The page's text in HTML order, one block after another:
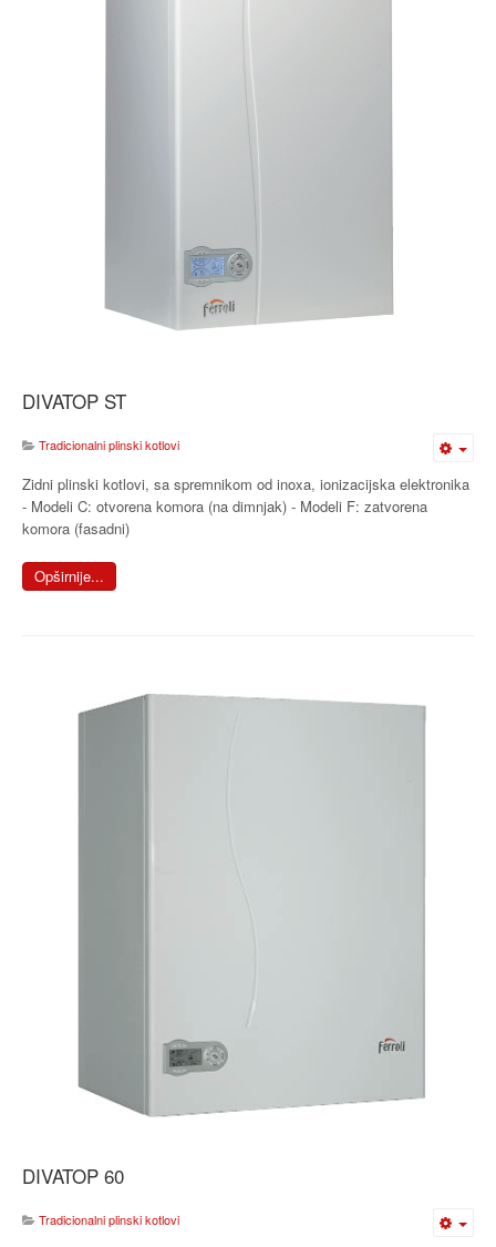
DIVATOP ST
Tradicionalni plinski kotlovi
Zidni plinski kotlovi, sa spremnikom od inoxa, ionizacijska elektronika
- Modeli C: otvorena komora (na dimnjak) - Modeli F: zatvorena
komora (fasadni)
Opširnije...
DIVATOP 60
Tradicionalni plinski kotlovi